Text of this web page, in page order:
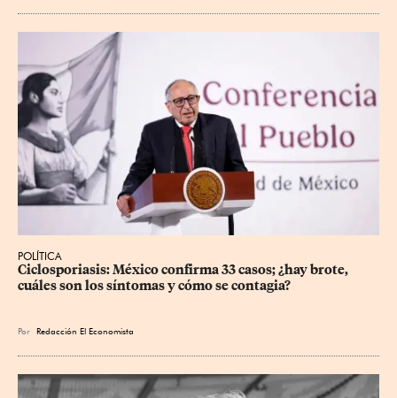
POLÍTICA
Ciclosporiasis: México confirma 33 casos; ¿hay brote,
cuáles son los síntomas y cómo se contagia?
Por Redacción El Economista